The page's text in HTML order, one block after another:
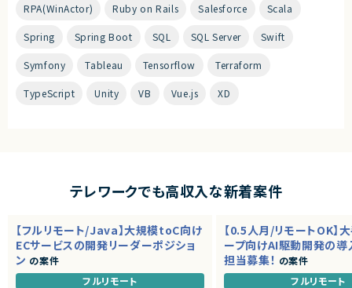
RPA(WinActor) Ruby on Rails Salesforce Scala
Spring Spring Boot SQL SQL Server Swift
Symfony Tableau Tensorflow Terraform
TypeScript Unity VB Vue.js XD
テレワークでも高収入な新着案件
【フルリモート/Java】大規模toC向け
ECサービスの開発リーダーポジショ
ン の案件
フルリモート
【0.5人月/リモートOK】
ープ向けAI駆動開発の導
担当募集！ の案件
フルリモート